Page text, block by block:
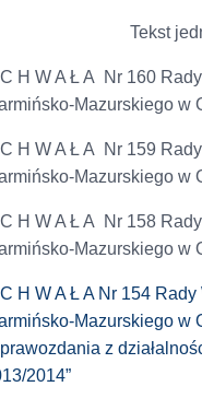
Tekst
H W A Ł A Nr 160
Mazurskiego w
H W A Ł A Nr 159
Mazurskiego w
H W A Ł A Nr 158
Mazurskiego w
H W A Ł A Nr 154
Mazurskiego w
z
2014”